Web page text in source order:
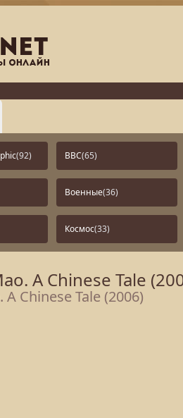
(92) BBC(65)
Военные(36)
Космос(33)
A Chinese Tale
Chinese Tale (2006)